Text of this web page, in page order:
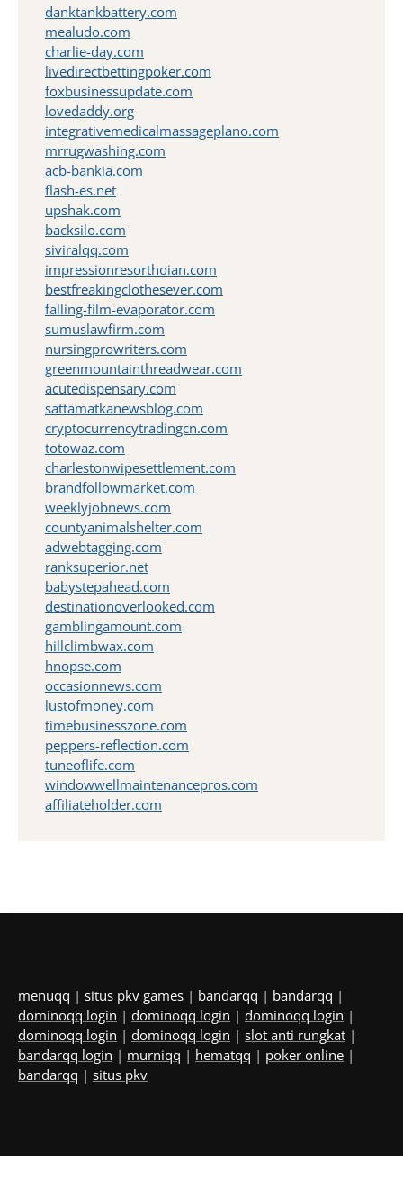
danktankbattery.com
mealudo.com
charlie-day.com
livedirectbettingpoker.com
foxbusinessupdate.com
lovedaddy.org
integrativemedicalmassageplano.com
mrrugwashing.com
acb-bankia.com
flash-es.net
upshak.com
backsilo.com
siviralqq.com
impressionresorthoian.com
bestfreakingclothesever.com
falling-film-evaporator.com
sumuslawfirm.com
nursingprowriters.com
greenmountainthreadwear.com
acutedispensary.com
sattamatkanewsblog.com
cryptocurrencytradingcn.com
totowaz.com
charlestonwipesettlement.com
brandfollowmarket.com
weeklyjobnews.com
countyanimalshelter.com
adwebtagging.com
ranksuperior.net
babystepahead.com
destinationoverlooked.com
gamblingamount.com
hillclimbwax.com
hnopse.com
occasionnews.com
lustofmoney.com
timebusinesszone.com
peppers-reflection.com
tuneoflife.com
windowwellmaintenancepros.com
affiliateholder.com
menuqq | situs pkv games | bandarqq | bandarqq |
dominoqq login | dominoqq login | dominoqq login |
dominoqq login | dominoqq login | slot anti rungkat |
bandarqq login | murniqq | hematqq | poker online |
bandarqq | situs pkv